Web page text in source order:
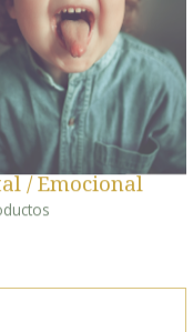
/ Emocional